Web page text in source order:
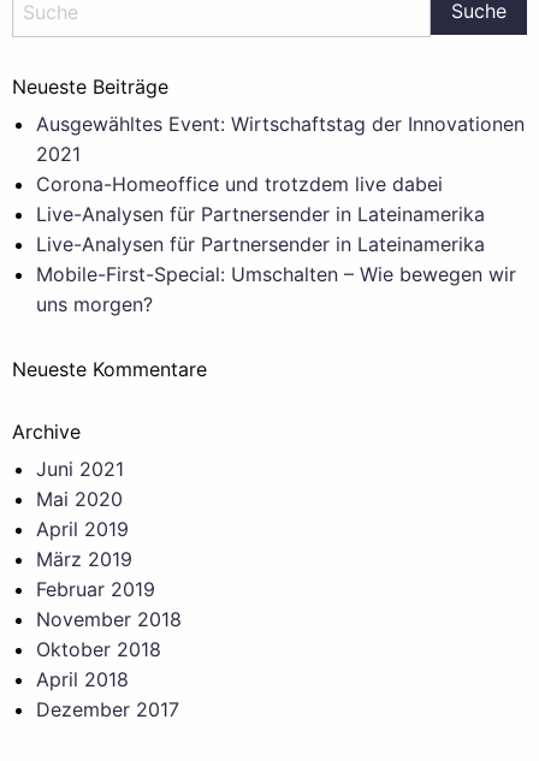
Neueste Beiträge
Ausgewähltes Event: Wirtschaftstag der Innovationen
2021
Corona-Homeoffice und trotzdem live dabei
Live-Analysen für Partnersender in Lateinamerika
Live-Analysen für Partnersender in Lateinamerika
Mobile-First-Special: Umschalten – Wie bewegen wir
uns morgen?
Neueste Kommentare
Archive
Juni 2021
Mai 2020
April 2019
März 2019
Februar 2019
November 2018
Oktober 2018
April 2018
Dezember 2017